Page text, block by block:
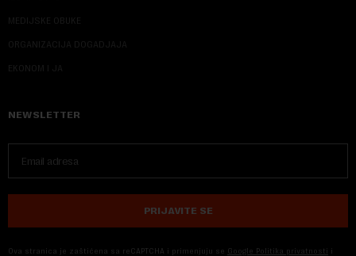
MEDIJSKE OBUKE
ORGANIZACIJA DOGADJAJA
EKONOM I JA
NEWSLETTER
PRIJAVITE SE
Ova stranica je zaštićena sa reCAPTCHA i primenjuju se Google Politika privatnosti i